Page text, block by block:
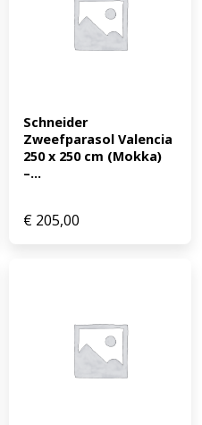
Schneider
Zweefparasol Valencia
250 x 250 cm (Mokka)
–...
€ 205,00